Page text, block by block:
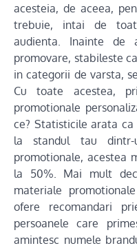
acesteia, de aceea,
trebuie, intai de
audienta. Inainte de
promovare, stabileste
in categorii de varsta,
Cu toate acestea,
promotionale
ce? Statisticile arata
la standul tau
promotionale, acestea
la 50%. Mai mult
materiale
ofere recomandari
persoanele care
amintesc numele